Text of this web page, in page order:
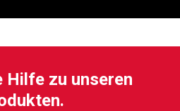
Hilfe zu unseren